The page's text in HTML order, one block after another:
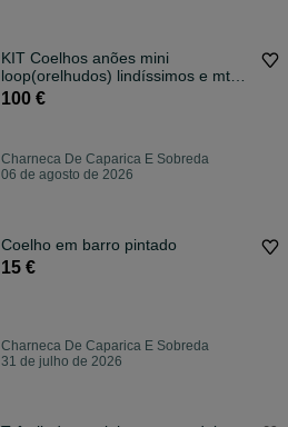
KIT Coelhos anões mini
loop(orelhudos) lindíssimos e mt
inteligentes
100 €
Charneca De Caparica E Sobreda
06 de agosto de 2026
Coelho em barro pintado
15 €
Charneca De Caparica E Sobreda
31 de julho de 2026